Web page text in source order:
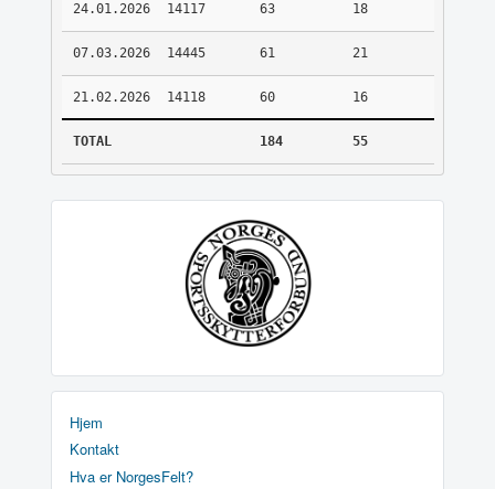
24.01.2026 14117 63 18
07.03.2026 14445 61 21
21.02.2026 14118 60 16
TOTAL 184 55
Hjem
Kontakt
Hva er NorgesFelt?